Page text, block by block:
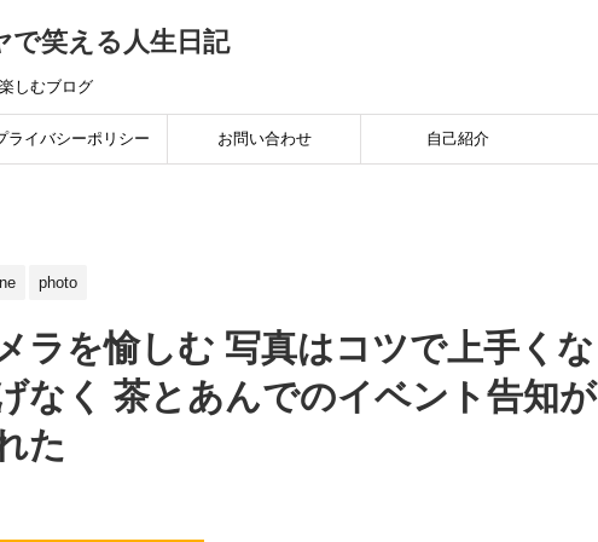
で笑える人生日記
しむブログ
ライバシーポリシー お問い合わせ 自己紹介
photo
ラを愉しむ 写真はコツで上手くな
なく 茶とあんでのイベント告知が
た